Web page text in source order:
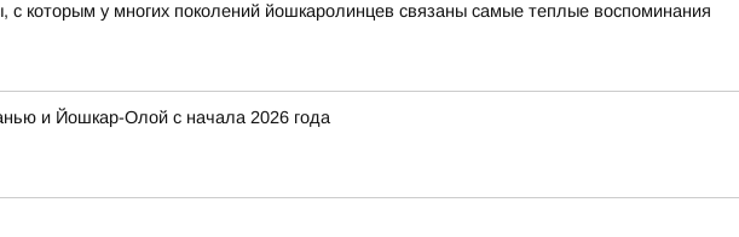
которым у многих поколений йошкаролинцев связаны самые теплые воспоминания
и Йошкар-Олой с начала 2026 года